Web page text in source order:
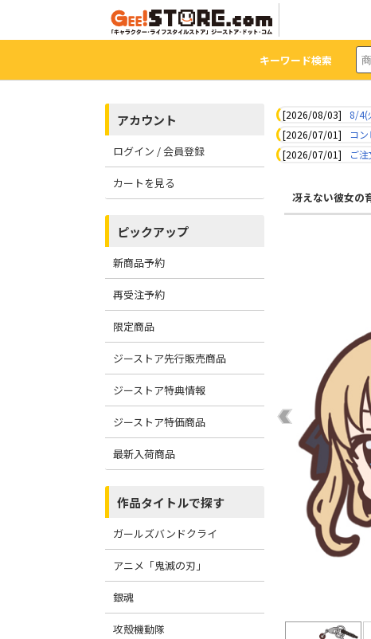
キーワード検索
アカウント
ログイン / 会員登録
カートを見る
ピックアップ
新商品予約
再受注予約
限定商品
ジーストア先行販売商品
ジーストア特典情報
ジーストア特価商品
最新入荷商品
作品タイトルで探す
ガールズバンドクライ
アニメ「鬼滅の刃」
銀魂
攻殻機動隊
[2026/08/03]
8/4(
[2026/07/01]
コ
[2026/07/01]
ご
冴えない彼女の